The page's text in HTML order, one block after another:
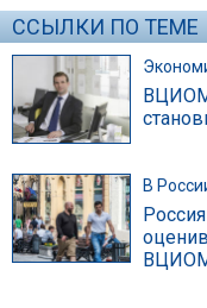
ССЫЛКИ ПО ТЕМЕ
В